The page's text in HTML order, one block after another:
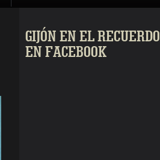
GIJÓN EN EL RECUERDO
EN FACEBOOK